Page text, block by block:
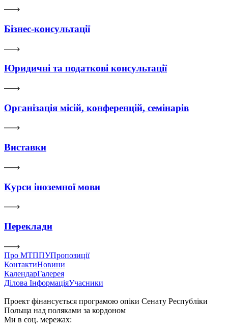
Бізнес-консультації
Юридичні та податкові консультації
Організація місій, конференцій, семінарів
Виставки
Курси іноземної мови
Переклади
Про МТППУПропозиції
КонтактиНовини
КалендарГалерея
Ділова ІнформаціяУчасники
Проект фінансується програмою опіки Сенату Республіки
Польща над поляками за кордоном
Ми в соц. мережах: